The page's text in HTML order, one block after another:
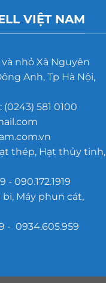
VIỆT NAM
nhỏ Xã Nguyên
Anh, Tp Hà Nội,
581 0100
thép, Hạt thủy tinh,
- 090.172.1919
Máy phun cát,
- 0934.605.959